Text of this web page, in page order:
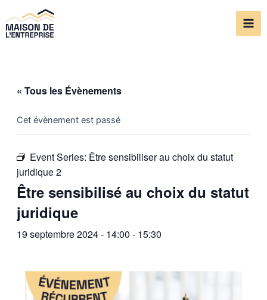
au
contenu
« Tous les Évènements
Cet évènement est passé
Event Series: Être sensibiliser au choix du statut
juridique 2
Être sensibilisé au choix du statut
juridique
19 septembre 2024 - 14:00 - 15:30